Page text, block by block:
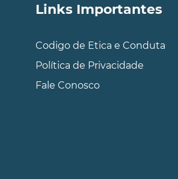
Links Importantes
Codigo de Etica e Conduta
Política de Privacidade
Fale Conosco